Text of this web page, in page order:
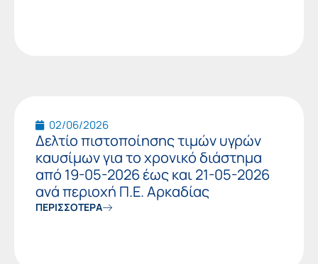
02/06/2026
Δελτίο πιστοποίησης τιμών υγρών
καυσίμων για το χρονικό διάστημα
από 19-05-2026 έως και 21-05-2026
ανά περιοχή Π.Ε. Αρκαδίας
ΠΕΡΙΣΣΟΤΕΡΑ